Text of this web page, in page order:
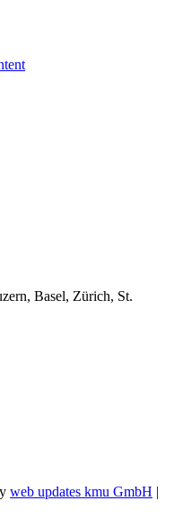
Basel, Zürich, St.
web updates kmu GmbH |